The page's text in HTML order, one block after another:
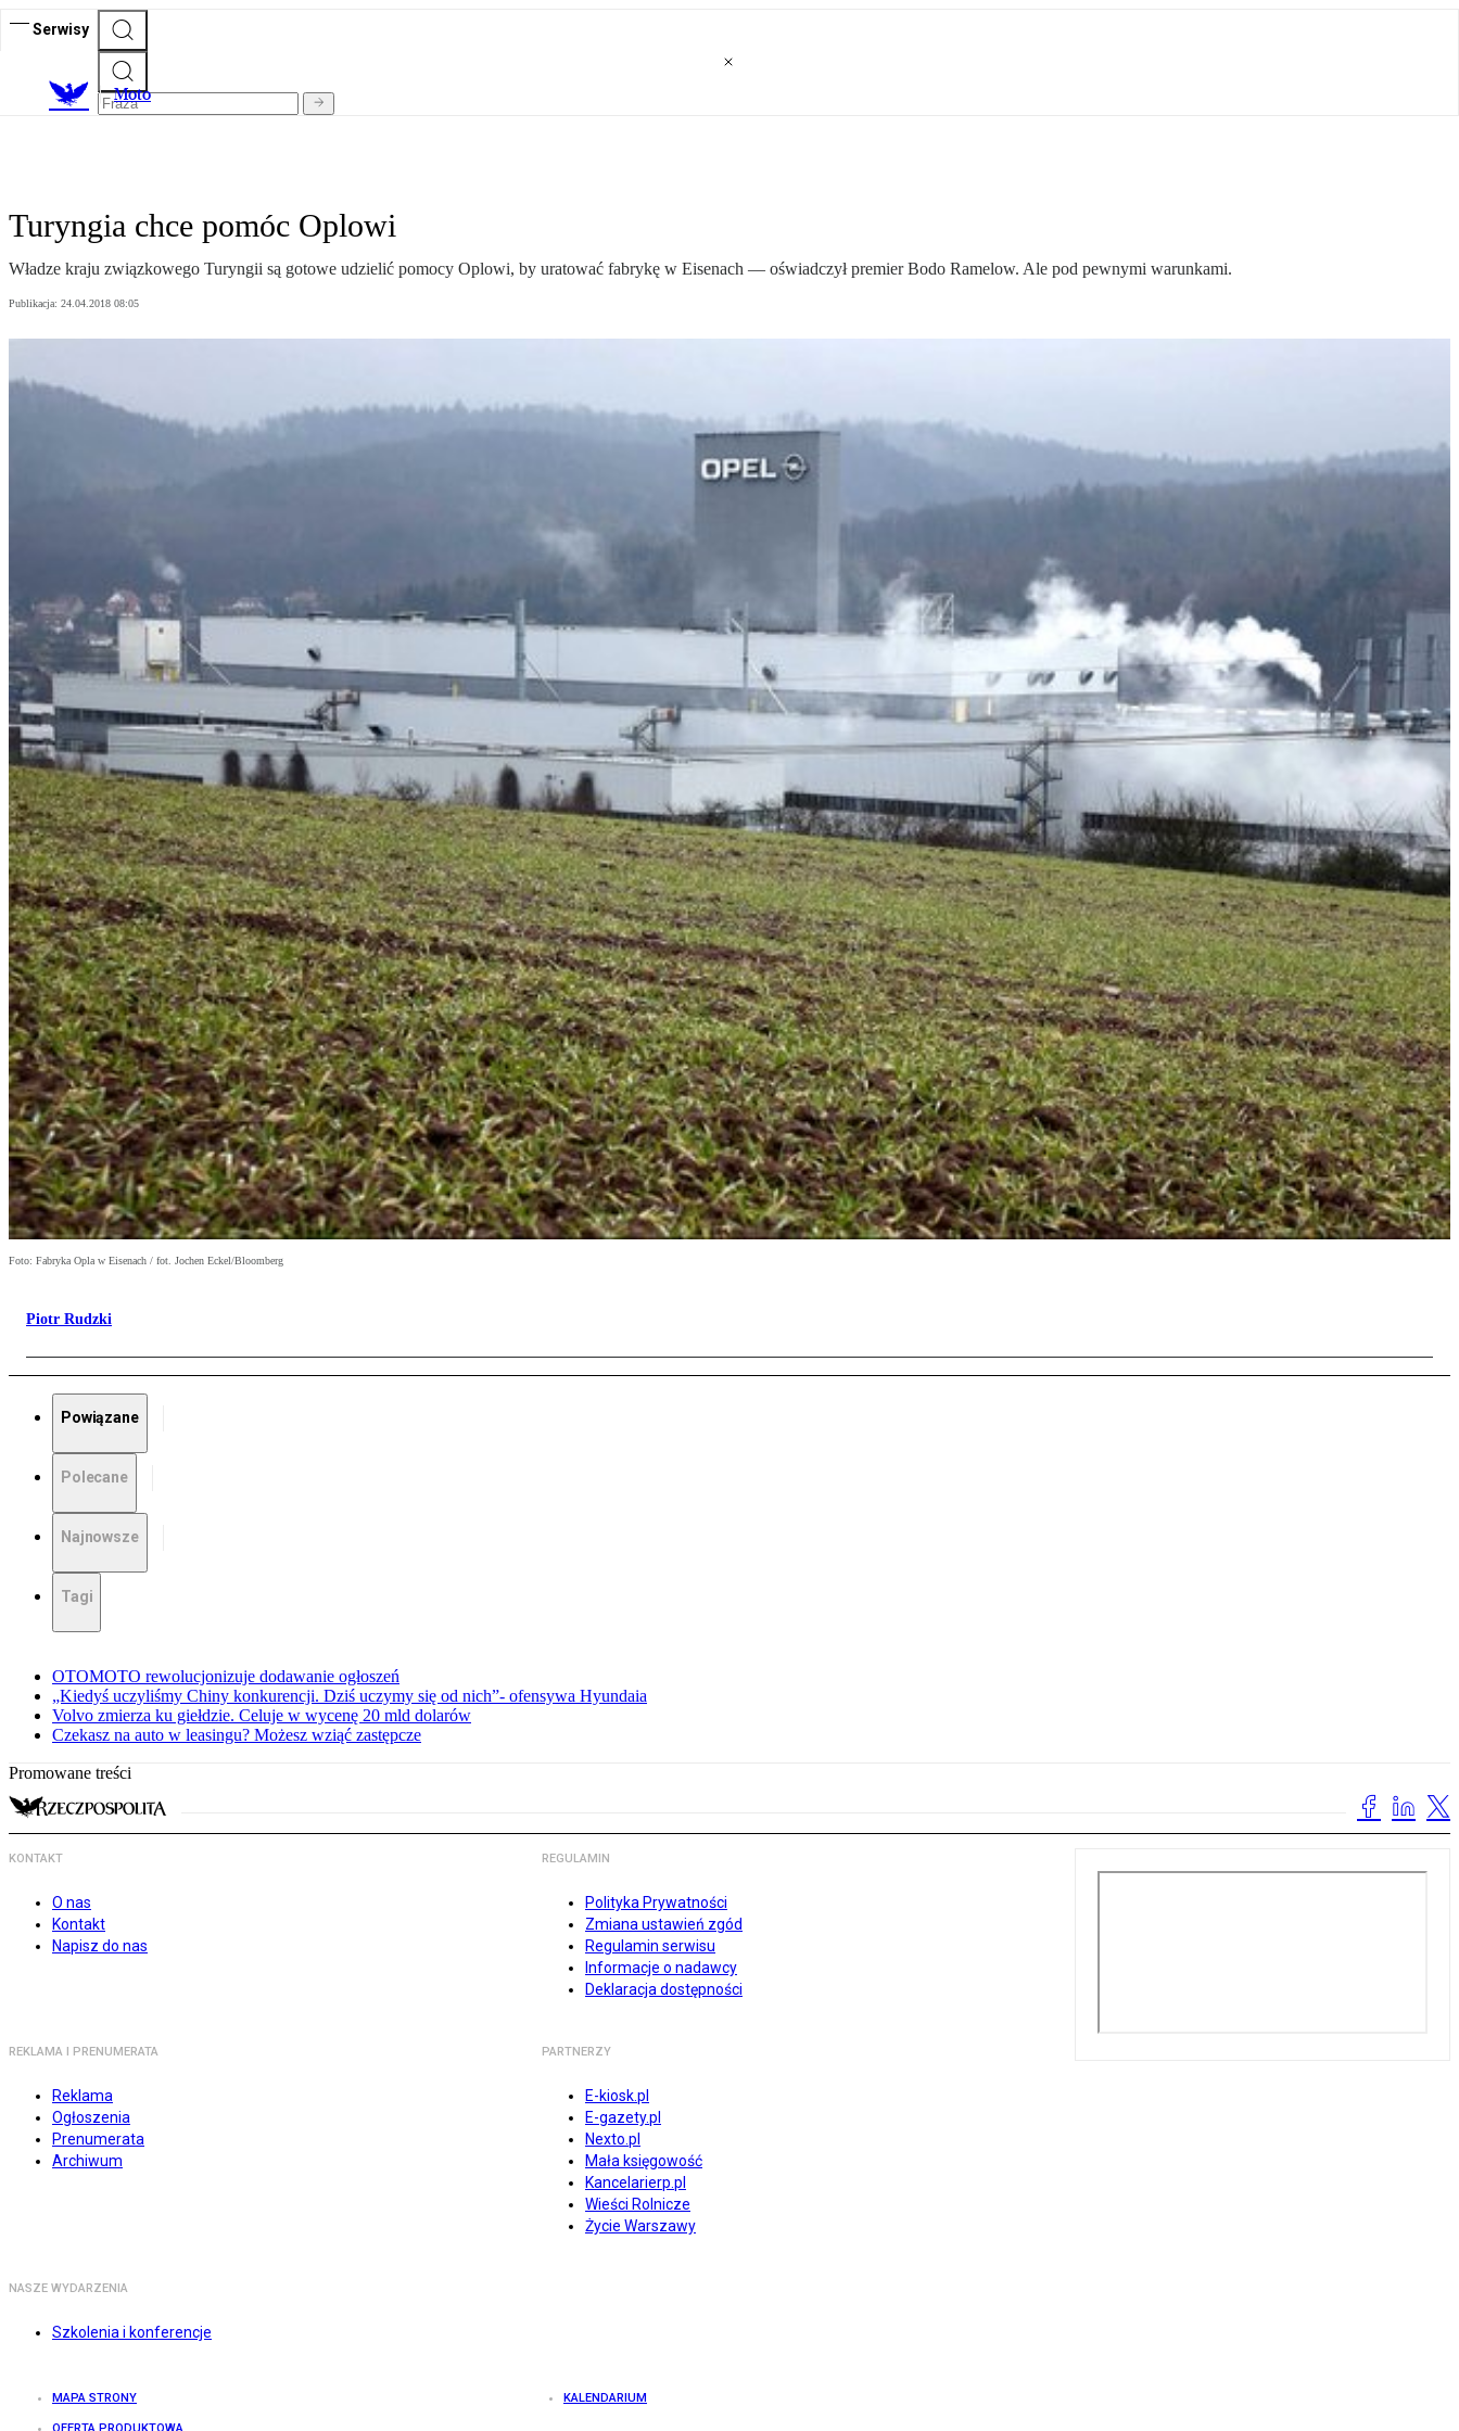
Serwisy
Moto
Turyngia chce pomóc Oplowi
Władze kraju związkowego Turyngii są gotowe udzielić pomocy Oplowi, by uratować fabrykę w Eisenach — oświadczył premier Bodo Ramelow. Ale pod pewnymi warunkami.
Publikacja: 24.04.2018 08:05
Foto: Fabryka Opla w Eisenach / fot. Jochen Eckel/Bloomberg
Piotr Rudzki
Powiązane
Polecane
Najnowsze
Tagi
OTOMOTO rewolucjonizuje dodawanie ogłoszeń
„Kiedyś uczyliśmy Chiny konkurencji. Dziś uczymy się od nich”- ofensywa Hyundaia
Volvo zmierza ku giełdzie. Celuje w wycenę 20 mld dolarów
Czekasz na auto w leasingu? Możesz wziąć zastępcze
Promowane treści
KONTAKT
O nas
Kontakt
Napisz do nas
REGULAMIN
Polityka Prywatności
Zmiana ustawień zgód
Regulamin serwisu
Informacje o nadawcy
Deklaracja dostępności
REKLAMA I PRENUMERATA
Reklama
Ogłoszenia
Prenumerata
Archiwum
PARTNERZY
E-kiosk.pl
E-gazety.pl
Nexto.pl
Mała księgowość
Kancelarierp.pl
Wieści Rolnicze
Życie Warszawy
NASZE WYDARZENIA
Szkolenia i konferencje
MAPA STRONY KALENDARIUM